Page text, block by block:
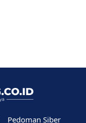
Pedoman Siber